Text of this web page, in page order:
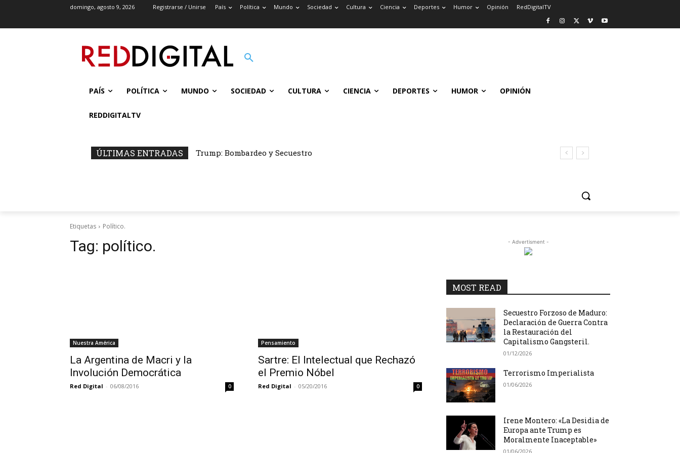
domingo, agosto 9, 2026 Registrarse / Unirse País Política Mundo Sociedad Cultura Ciencia Deportes Humor Opinión RedDigitalTV
PAÍS POLÍTICA MUNDO SOCIEDAD CULTURA CIENCIA DEPORTES HUMOR OPINIÓN
REDDIGITALTV
ÚLTIMAS ENTRADAS Trump: Bombardeo y Secuestro
Etiquetas Político.
Tag: político.
Nuestra América
La Argentina de Macri y la
Involución Democrática
Red Digital - 06/08/2016 0
Pensamiento
Sartre: El Intelectual que Rechazó
el Premio Nóbel
Red Digital - 05/20/2016 0
- Advertisment -
MOST READ
Secuestro Forzoso de Maduro:
Declaración de Guerra Contra
la Restauración del
Capitalismo Gangsteril.
01/12/2026
Terrorismo Imperialista
01/06/2026
Irene Montero: «La Desidia de
Europa ante Trump es
Moralmente Inaceptable»
01/06/2026